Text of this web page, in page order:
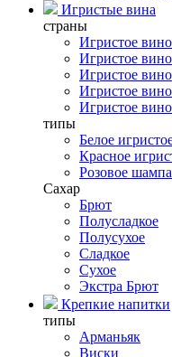
Игристые вина
страны
Игристое
Игристое
Игристое
Игристое
Игристое
типы
Белое
Красное
Розовое
Сахар
Брют
Полусладкое
Полусухое
Сладкое
Сухое
Экстра Брют
Крепкие напитки
типы
Арманьяк
Виски